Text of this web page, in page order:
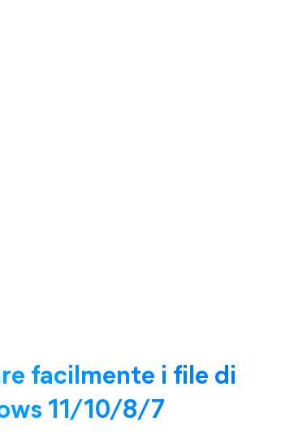
facilmente i file di
11/10/8/7